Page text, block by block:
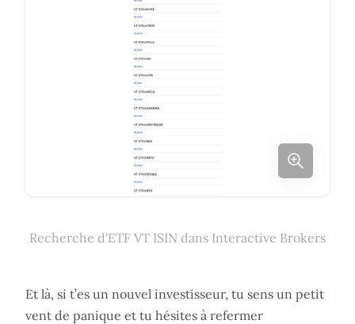
Recherche d'ETF VT ISIN dans Interactive Brokers
Et là, si t’es un nouvel investisseur, tu sens un petit
vent de panique et tu hésites à refermer